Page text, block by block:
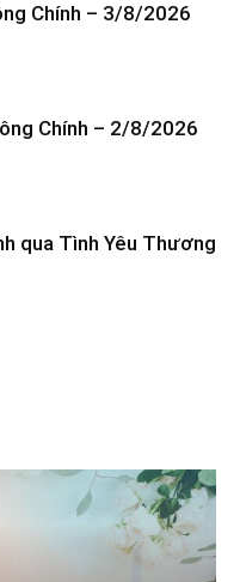
Chính – 3/8/2026
Chính – 2/8/2026
qua Tình Yêu Thương